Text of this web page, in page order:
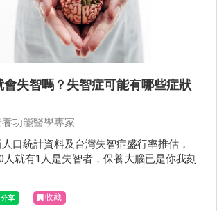
會失智嗎？失智症可能有哪些症狀
功能醫學專家
口統計資料及台灣失智症盛行率推估，
人就有1人是失智者，保養大腦已是你我刻
收藏